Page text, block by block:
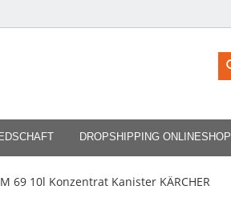
DROPSHIPPING ONLINESHOP
69 10l Konzentrat Kanister KÄRCHER